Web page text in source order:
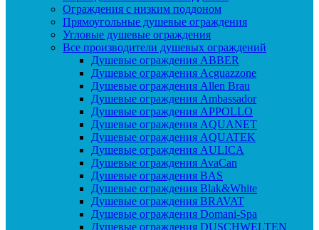
Ограждения с низким поддоном
Прямоугольные душевые ограждения
Угловые душевые ограждения
Все производители душевых ограждений
Душевые ограждения ABBER
Душевые ограждения Acguazzone
Душевые ограждения Allen Brau
Душевые ограждения Ambassador
Душевые ограждения APPOLLO
Душевые ограждения AQUANET
Душевые ограждения AQUATEK
Душевые ограждения AULICA
Душевые ограждения AvaCan
Душевые ограждения BAS
Душевые ограждения Blak&White
Душевые ограждения BRAVAT
Душевые ограждения Domani-Spa
Душевые ограждения DUSCHWELTEN